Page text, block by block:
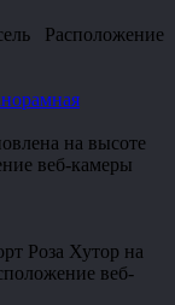
Расположение
на высоте
веб-камеры
Роза Хутор на
веб-